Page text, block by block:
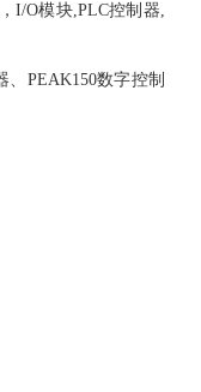
I/O模块,PLC控制器,
、PEAK150数字控制